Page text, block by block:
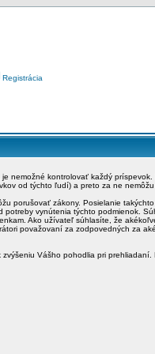
Registrácia
nemožné kontrolovať každý
od týchto ľudí) a preto za ne
porušovať zákony. Posielanie takýchto
vynútenia týchto podmienok.
Ako užívateľ súhlasíte, že
považovaní za zodpovedných za
Vášho pohodlia pri prehliadaní.